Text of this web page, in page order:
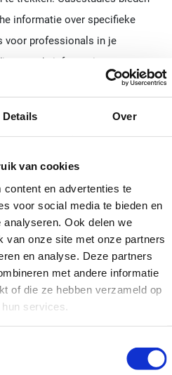
Details Over
van cookies
en advertenties te
voor social media te bieden en
Ook delen we
van onze site met onze partners
en analyse. Deze partners
met andere informatie
of die ze hebben verzameld op
services.
informatie over specifieke
voor professionals in je
informatie over een
bron van links zijn.
e-books:
en feitelijke
te onderbouwen
een professionele en leesbare
vetgedrukte tekst en